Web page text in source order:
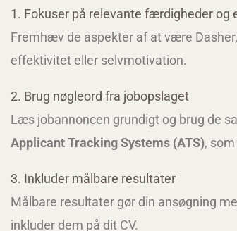
1. Fokuser på relevante færdigheder og
Fremhæv de aspekter af at være
effektivitet eller selvmotivation.
2. Brug nøgleord fra jobopslaget
Læs jobannoncen grundigt og brug de
Applicant Tracking Systems (ATS),
3. Inkluder målbare resultater
Målbare resultater gør din ansøgning
inkluder dem på dit CV.